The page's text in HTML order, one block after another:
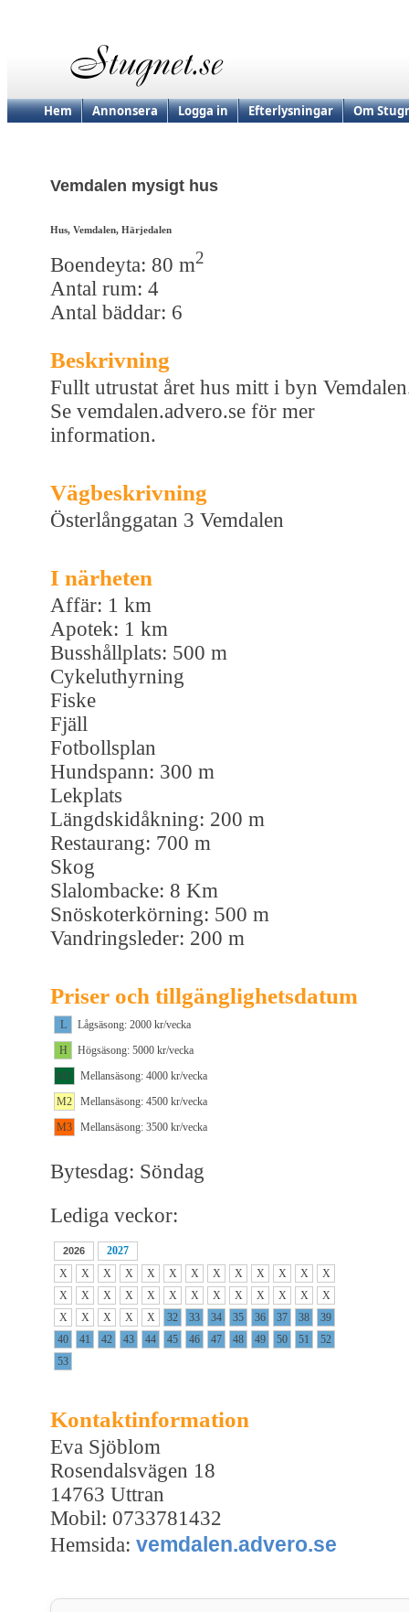
Hem Annonsera Logga in Efterlysningar Om
Vemdalen mysigt hus
Hus, Vemdalen, Härjedalen
Boendeyta: 80 m2
Antal rum: 4
Antal bäddar: 6
Beskrivning
Fullt utrustat året hus mitt i byn
Se vemdalen.advero.se för mer
information.
Vägbeskrivning
Österlånggatan 3 Vemdalen
I närheten
Affär: 1 km
Apotek: 1 km
Busshållplats: 500 m
Cykeluthyrning
Fiske
Fjäll
Fotbollsplan
Hundspann: 300 m
Lekplats
Längdskidåkning: 200 m
Restaurang: 700 m
Skog
Slalombacke: 8 Km
Snöskoterkörning: 500 m
Vandringsleder: 200 m
Priser och tillgänglighetsdatum
L
Lågsäsong: 2000 kr/vecka
H
Högsäsong: 5000 kr/vecka
M1
Mellansäsong: 4000 kr/vecka
M2
Mellansäsong: 4500 kr/vecka
M3
Mellansäsong: 3500 kr/vecka
Bytesdag: Söndag
Lediga veckor:
2026
2027
X
X X X X X X X X X X X
X
X
X X X X X X X X X X X
X
X
X X X X 32 33 34 35 36 37 38
39
40
41 42 43 44 45 46 47 48 49 50 51
52
53
Kontaktinformation
Eva Sjöblom
Rosendalsvägen 18
14763 Uttran
Mobil: 0733781432
Hemsida: vemdalen.advero.se